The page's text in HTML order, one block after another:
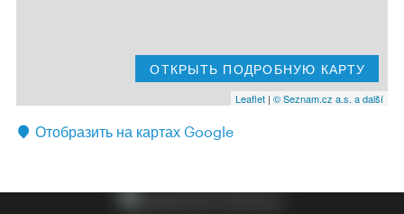
ОТКРЫТЬ ПОДРОБНУЮ КАРТУ
Leaflet | © Seznam.cz a.s. a další
Отобразить на картах Google